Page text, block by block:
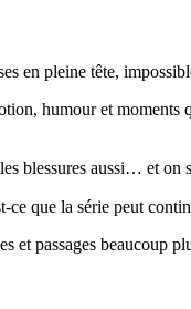
en pleine tête,
humour et
blessures aussi… et
ce que la série peut
et passages beaucoup